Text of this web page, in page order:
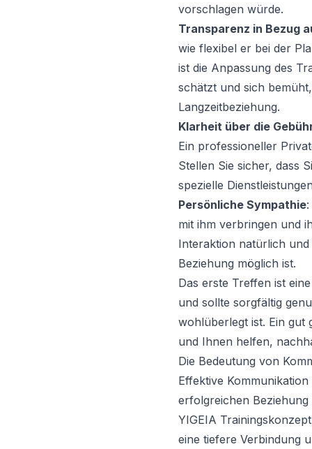
vorschlagen würde.
Transparenz in Bezug
wie flexibel er bei der
ist die Anpassung des
schätzt und sich
Langzeitbeziehung.
Klarheit über die
Ein professioneller
Stellen Sie sicher, dass
spezielle
Persönliche Sympathie
mit ihm verbringen und
Interaktion natürlich
Beziehung möglich ist.
Das erste Treffen ist
und sollte sorgfältig
wohlüberlegt ist. Ein gut
und Ihnen helfen,
Die Bedeutung von
Effektive
erfolgreichen
YIGEIA
eine tiefere Verbindung